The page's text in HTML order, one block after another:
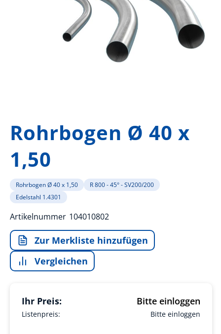
der
Bildergalerie
springen
Rohrbogen Ø 40 x
1,50
Rohrbogen Ø 40 x 1,50
R 800 - 45° - SV200/200
Edelstahl 1.4301
Artikelnummer 104010802
Zur Merkliste hinzufügen
Vergleichen
Listenpreis: Bitte einloggen
Ihr Preis: Bitte einloggen